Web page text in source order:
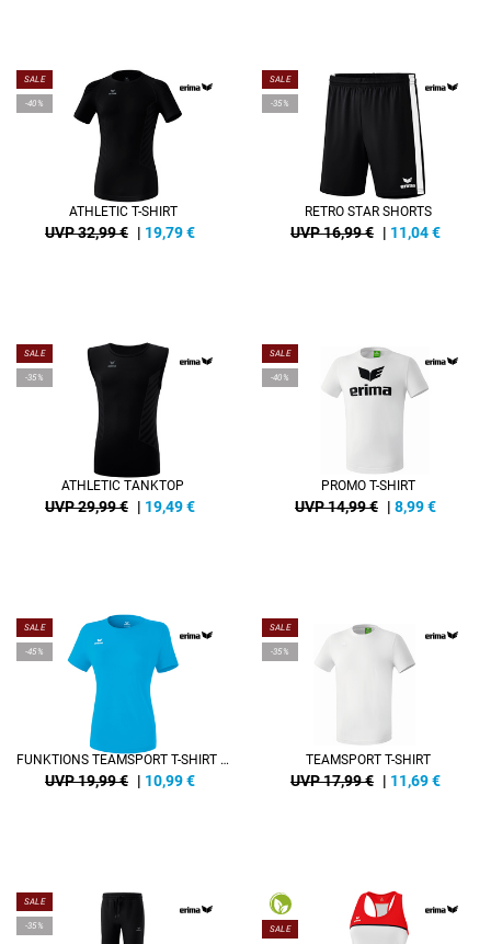
SALE
-40%
ATHLETIC T-SHIRT
UVP 32,99 € | 19,79€
SALE
-35%
RETRO STAR SHORTS
UVP 16,99 € | 11,04€
SALE
-35%
ATHLETIC TANKTOP
UVP 29,99 € | 19,49€
SALE
-40%
PROMO T-SHIRT
UVP 14,99 € | 8,99€
SALE
-45%
FUNKTIONS TEAMSPORT T-SHIRT DAMEN
UVP 19,99 € | 10,99€
SALE
-35%
TEAMSPORT T-SHIRT
UVP 17,99 € | 11,69€
SALE
-35% SALE